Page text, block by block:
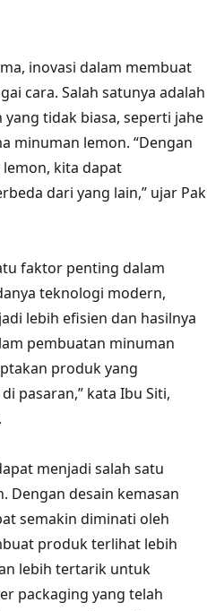
inovasi dalam membuat
cara. Salah satunya adalah
tidak biasa, seperti jahe
minuman lemon. “Dengan
kita dapat
dari yang lain,” ujar Pak
faktor penting dalam
teknologi modern,
lebih efisien dan hasilnya
pembuatan minuman
produk yang
pasaran,” kata Ibu Siti,
menjadi salah satu
desain kemasan
semakin diminati oleh
produk terlihat lebih
lebih tertarik untuk
packaging yang telah